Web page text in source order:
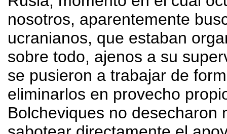
nosotros, aparentemente
ucranianos, que estaban
sobre todo, ajenos a su
se pusieron a trabajar de
eliminarlos en provecho
Bolcheviques no desecharon